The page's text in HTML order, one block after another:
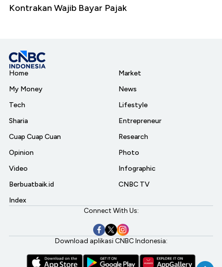
Kontrakan Wajib Bayar Pajak
Home
My Money
Tech
Sharia
Cuap Cuap Cuan
Opinion
Video
Berbuatbaik.id
Index
Market
News
Lifestyle
Entrepreneur
Research
Photo
Infographic
CNBC TV
Connect With Us:
Download aplikasi CNBC Indonesia: